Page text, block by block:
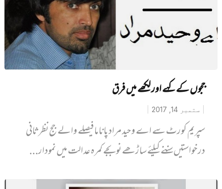
ججوں کے کہے اور لکھے میں فرق
ستمبر 14, 2017
سپریم کورٹ سے اے وحید مراد پاناما فیصلے والے جج نظرثانی
درخواستیں سننے کیلئے ساڑھے نو بجے کمرہ عدالت میں نمودار...